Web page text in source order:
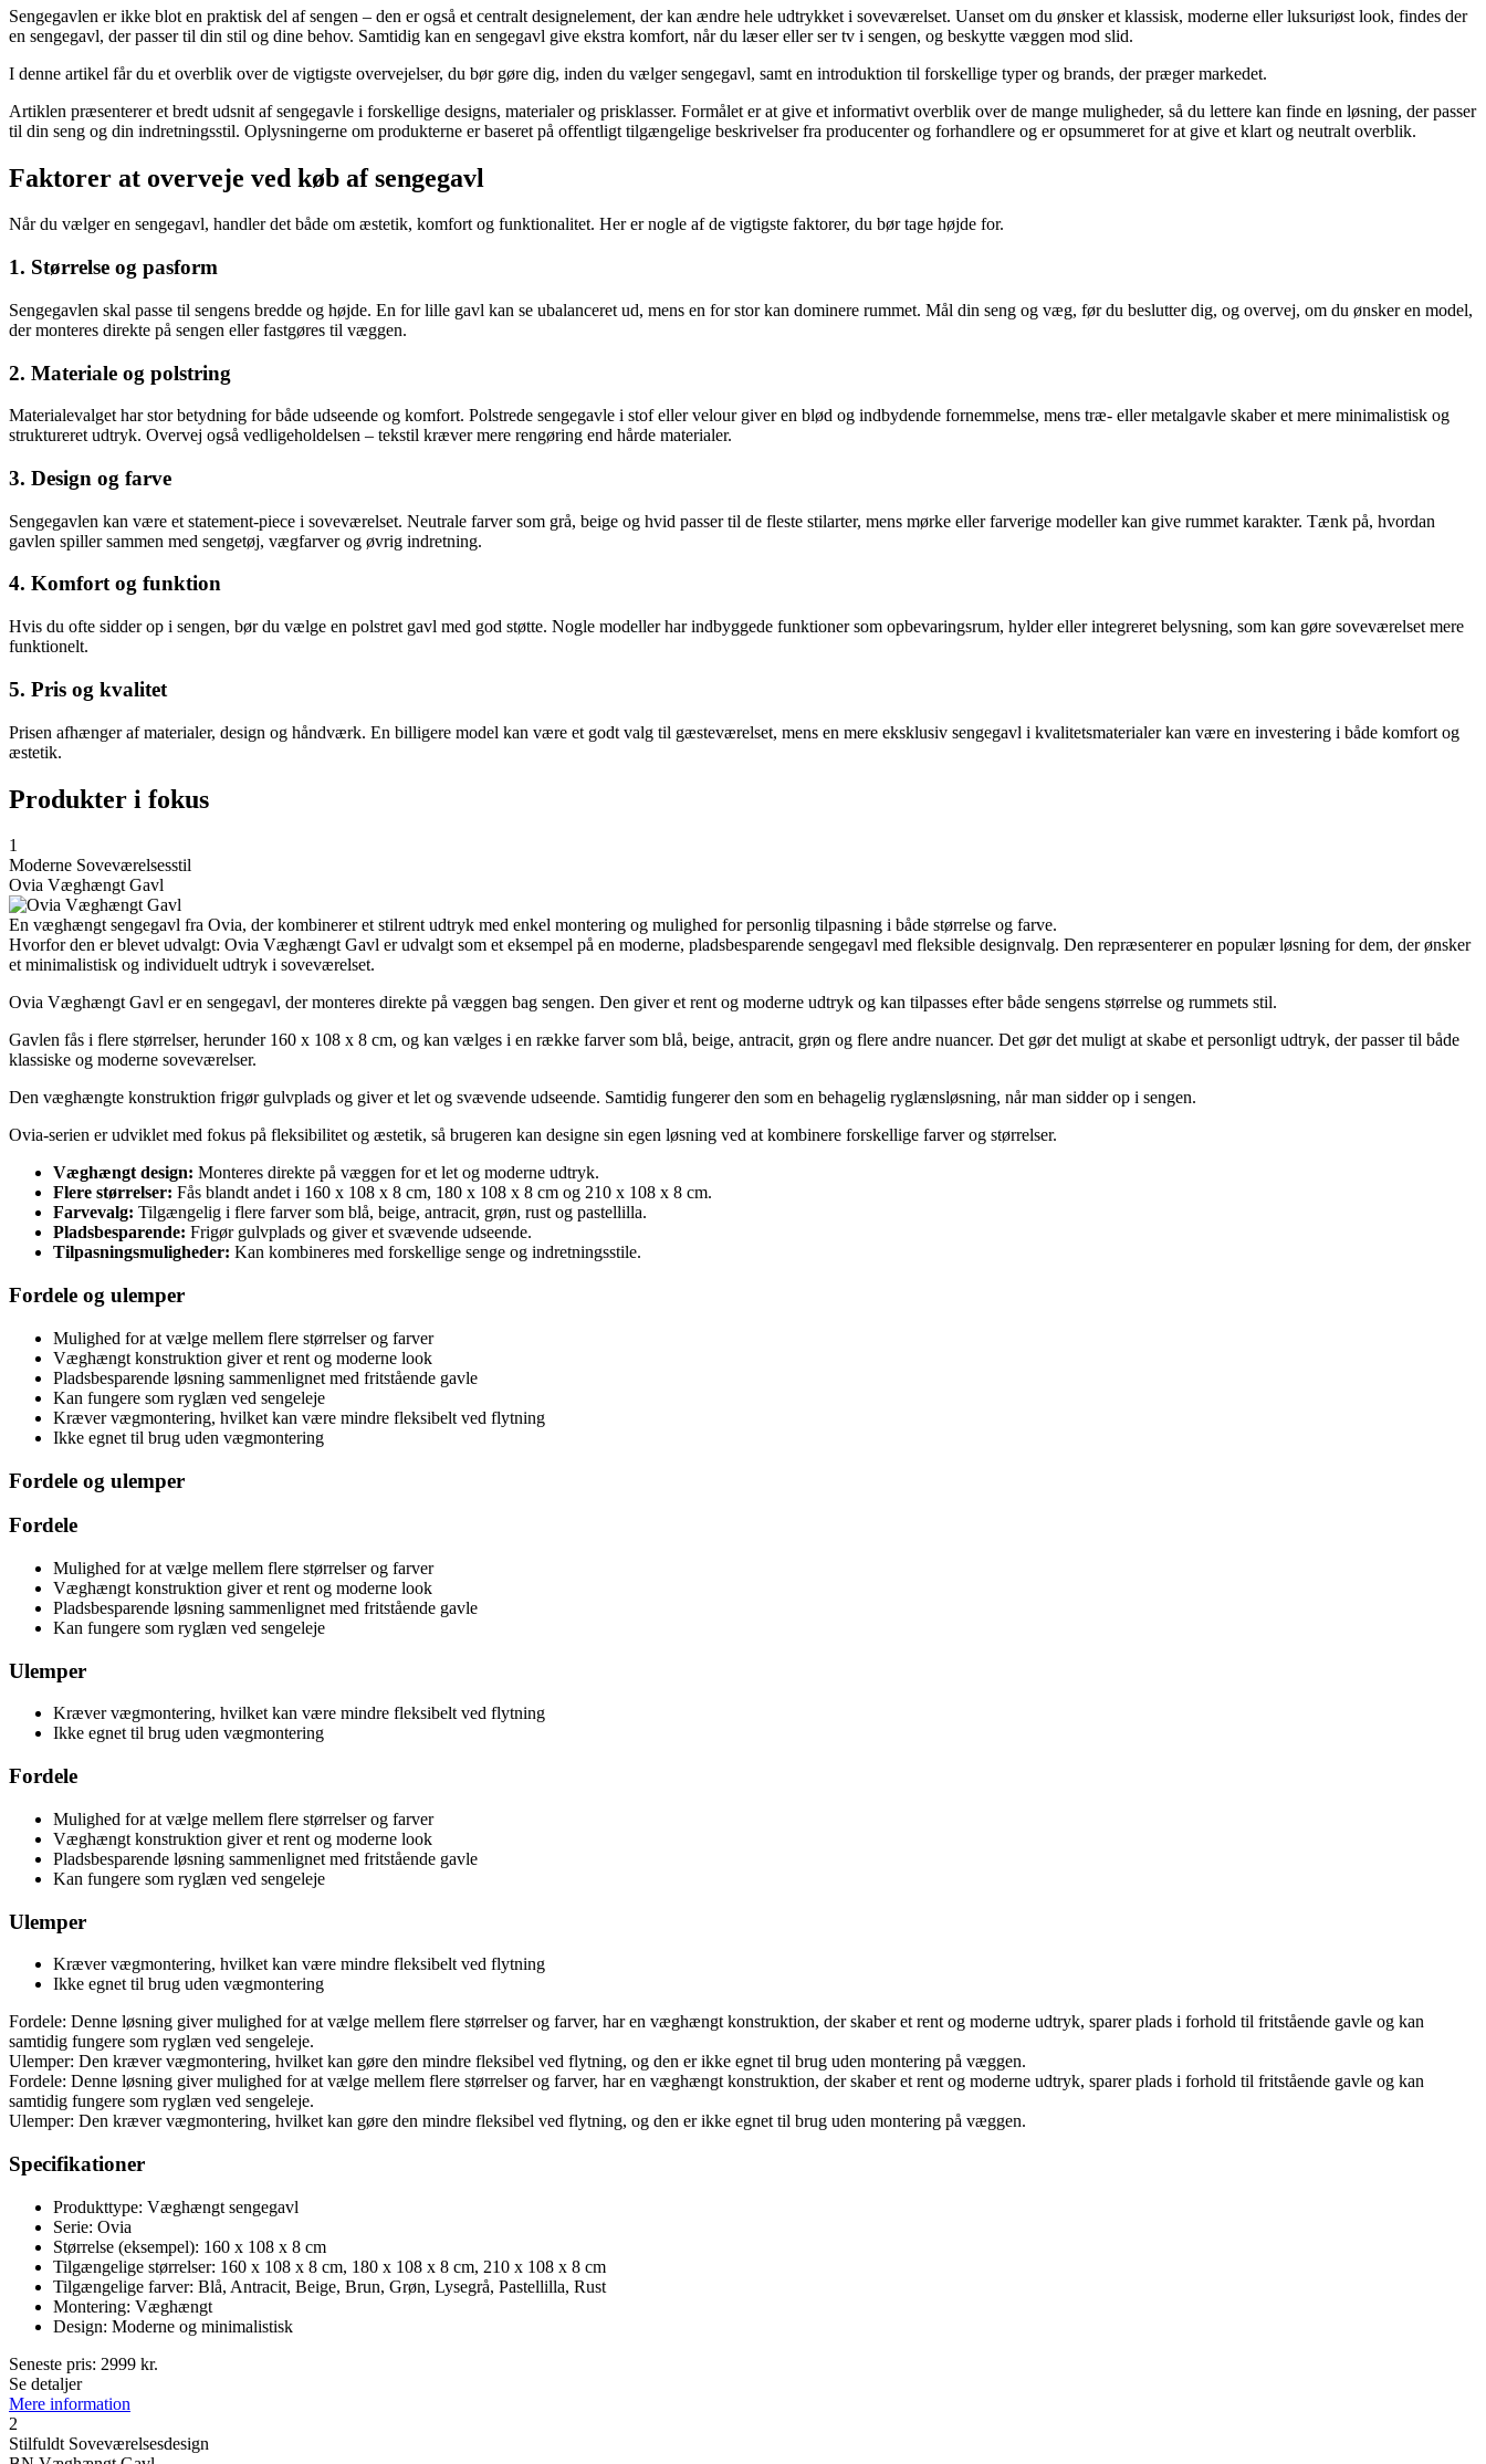
Sengegavlen er ikke blot en praktisk del af sengen – den er også et centralt designelement, der kan ændre hele udtrykket i soveværelset. Uanset om du ønsker et klassisk, moderne eller luksuriøst look, findes der
en sengegavl, der passer til din stil og dine behov. Samtidig kan en sengegavl give ekstra komfort, når du læser eller ser tv i sengen, og beskytte væggen mod slid.
I denne artikel får du et overblik over de vigtigste overvejelser, du bør gøre dig, inden du vælger sengegavl, samt en introduktion til forskellige typer og brands, der præger markedet.
Artiklen præsenterer et bredt udsnit af sengegavle i forskellige designs, materialer og prisklasser. Formålet er at give et informativt overblik over de mange muligheder, så du lettere kan finde en løsning, der passer
til din seng og din indretningsstil. Oplysningerne om produkterne er baseret på offentligt tilgængelige beskrivelser fra producenter og forhandlere og er opsummeret for at give et klart og neutralt overblik.
Faktorer at overveje ved køb af sengegavl
Når du vælger en sengegavl, handler det både om æstetik, komfort og funktionalitet. Her er nogle af de vigtigste faktorer, du bør tage højde for.
1. Størrelse og pasform
Sengegavlen skal passe til sengens bredde og højde. En for lille gavl kan se ubalanceret ud, mens en for stor kan dominere rummet. Mål din seng og væg, før du beslutter dig, og overvej, om du ønsker en model,
der monteres direkte på sengen eller fastgøres til væggen.
2. Materiale og polstring
Materialevalget har stor betydning for både udseende og komfort. Polstrede sengegavle i stof eller velour giver en blød og indbydende fornemmelse, mens træ- eller metalgavle skaber et mere minimalistisk og
struktureret udtryk. Overvej også vedligeholdelsen – tekstil kræver mere rengøring end hårde materialer.
3. Design og farve
Sengegavlen kan være et statement-piece i soveværelset. Neutrale farver som grå, beige og hvid passer til de fleste stilarter, mens mørke eller farverige modeller kan give rummet karakter. Tænk på, hvordan
gavlen spiller sammen med sengetøj, vægfarver og øvrig indretning.
4. Komfort og funktion
Hvis du ofte sidder op i sengen, bør du vælge en polstret gavl med god støtte. Nogle modeller har indbyggede funktioner som opbevaringsrum, hylder eller integreret belysning, som kan gøre soveværelset mere
funktionelt.
5. Pris og kvalitet
Prisen afhænger af materialer, design og håndværk. En billigere model kan være et godt valg til gæsteværelset, mens en mere eksklusiv sengegavl i kvalitetsmaterialer kan være en investering i både komfort og
æstetik.
Produkter i fokus
1
Moderne Soveværelsesstil
Ovia Væghængt Gavl
En væghængt sengegavl fra Ovia, der kombinerer et stilrent udtryk med enkel montering og mulighed for personlig tilpasning i både størrelse og farve.
Hvorfor den er blevet udvalgt: Ovia Væghængt Gavl er udvalgt som et eksempel på en moderne, pladsbesparende sengegavl med fleksible designvalg. Den repræsenterer en populær løsning for dem, der ønsker
et minimalistisk og individuelt udtryk i soveværelset.
Ovia Væghængt Gavl er en sengegavl, der monteres direkte på væggen bag sengen. Den giver et rent og moderne udtryk og kan tilpasses efter både sengens størrelse og rummets stil.
Gavlen fås i flere størrelser, herunder 160 x 108 x 8 cm, og kan vælges i en række farver som blå, beige, antracit, grøn og flere andre nuancer. Det gør det muligt at skabe et personligt udtryk, der passer til både
klassiske og moderne soveværelser.
Den væghængte konstruktion frigør gulvplads og giver et let og svævende udseende. Samtidig fungerer den som en behagelig ryglænsløsning, når man sidder op i sengen.
Ovia-serien er udviklet med fokus på fleksibilitet og æstetik, så brugeren kan designe sin egen løsning ved at kombinere forskellige farver og størrelser.
Væghængt design: Monteres direkte på væggen for et let og moderne udtryk.
Flere størrelser: Fås blandt andet i 160 x 108 x 8 cm, 180 x 108 x 8 cm og 210 x 108 x 8 cm.
Farvevalg: Tilgængelig i flere farver som blå, beige, antracit, grøn, rust og pastellilla.
Pladsbesparende: Frigør gulvplads og giver et svævende udseende.
Tilpasningsmuligheder: Kan kombineres med forskellige senge og indretningsstile.
Fordele og ulemper
Mulighed for at vælge mellem flere størrelser og farver
Væghængt konstruktion giver et rent og moderne look
Pladsbesparende løsning sammenlignet med fritstående gavle
Kan fungere som ryglæn ved sengeleje
Kræver vægmontering, hvilket kan være mindre fleksibelt ved flytning
Ikke egnet til brug uden vægmontering
Fordele og ulemper
Fordele
Mulighed for at vælge mellem flere størrelser og farver
Væghængt konstruktion giver et rent og moderne look
Pladsbesparende løsning sammenlignet med fritstående gavle
Kan fungere som ryglæn ved sengeleje
Ulemper
Kræver vægmontering, hvilket kan være mindre fleksibelt ved flytning
Ikke egnet til brug uden vægmontering
Fordele
Mulighed for at vælge mellem flere størrelser og farver
Væghængt konstruktion giver et rent og moderne look
Pladsbesparende løsning sammenlignet med fritstående gavle
Kan fungere som ryglæn ved sengeleje
Ulemper
Kræver vægmontering, hvilket kan være mindre fleksibelt ved flytning
Ikke egnet til brug uden vægmontering
Fordele: Denne løsning giver mulighed for at vælge mellem flere størrelser og farver, har en væghængt konstruktion, der skaber et rent og moderne udtryk, sparer plads i forhold til fritstående gavle og kan
samtidig fungere som ryglæn ved sengeleje.
Ulemper: Den kræver vægmontering, hvilket kan gøre den mindre fleksibel ved flytning, og den er ikke egnet til brug uden montering på væggen.
Fordele: Denne løsning giver mulighed for at vælge mellem flere størrelser og farver, har en væghængt konstruktion, der skaber et rent og moderne udtryk, sparer plads i forhold til fritstående gavle og kan
samtidig fungere som ryglæn ved sengeleje.
Ulemper: Den kræver vægmontering, hvilket kan gøre den mindre fleksibel ved flytning, og den er ikke egnet til brug uden montering på væggen.
Specifikationer
Produkttype: Væghængt sengegavl
Serie: Ovia
Størrelse (eksempel): 160 x 108 x 8 cm
Tilgængelige størrelser: 160 x 108 x 8 cm, 180 x 108 x 8 cm, 210 x 108 x 8 cm
Tilgængelige farver: Blå, Antracit, Beige, Brun, Grøn, Lysegrå, Pastellilla, Rust
Montering: Væghængt
Design: Moderne og minimalistisk
Seneste pris: 2999 kr.
Se detaljer
Mere information
2
Stilfuldt Soveværelsesdesign